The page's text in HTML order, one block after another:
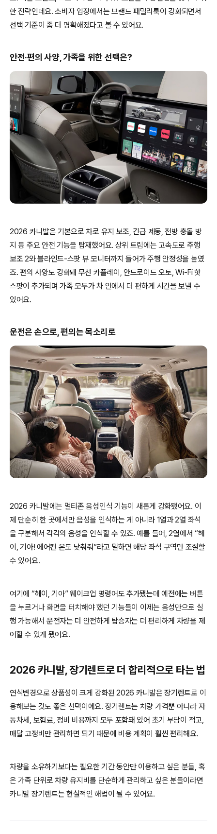
한 전략인데요. 소비자 입장에서는 브랜드 패밀리룩이 강화되면서
선택 기준이 좀 더 명확해졌다고 볼 수 있어요.
안전·편의 사양, 가족을 위한 선택은?
2026 카니발은 기본으로 차로 유지 보조, 긴급 제동, 전방 충돌 방
지 등 주요 안전 기능을 탑재했어요. 상위 트림에는 고속도로 주행
보조 2와 블라인드-스팟 뷰 모니터까지 들어가 주행 안정성을 높였
죠. 편의 사양도 강화돼 무선 카플레이, 안드로이드 오토, Wi-Fi 핫
스팟이 추가되며 가족 모두가 차 안에서 더 편하게 시간을 보낼 수
있어요.
운전은 손으로, 편의는 목소리로
2026 카니발에는 멀티존 음성인식 기능이 새롭게 강화됐어요. 이
제 단순히 한 곳에서만 음성을 인식하는 게 아니라 1열과 2열 좌석
을 구분해서 각각의 음성을 인식할 수 있죠. 예를 들어, 2열에서 “헤
이, 기아! 에어컨 온도 낮춰줘”라고 말하면 해당 좌석 구역만 조절할
수 있어요.
여기에 “헤이, 기아” 웨이크업 명령어도 추가됐는데 예전에는 버튼
을 누르거나 화면을 터치해야 했던 기능들이 이제는 음성만으로 실
행 가능해서 운전자는 더 안전하게 탑승자는 더 편리하게 차량을 제
어할 수 있게 됐어요.
2026 카니발, 장기렌트로 더 합리적으로 타는 법
연식변경으로 상품성이 크게 강화된 2026 카니발은 장기렌트로 이
용해보는 것도 좋은 선택이에요. 장기렌트는 차량 가격뿐 아니라 자
동차세, 보험료, 정비 비용까지 모두 포함돼 있어 초기 부담이 적고,
매달 고정비만 관리하면 되기 때문에 비용 계획이 훨씬 편리해요.
차량을 소유하기보다는 필요한 기간 동안만 이용하고 싶은 분들, 혹
은 가족 단위로 차량 유지비를 단순하게 관리하고 싶은 분들이라면
카니발 장기렌트는 현실적인 해법이 될 수 있어요.